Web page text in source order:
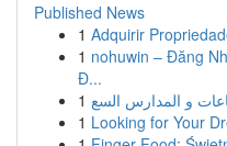
Published News
1 Adquirir
1 nohuwin – Đăng
Đ...
1
1 Looking for Your